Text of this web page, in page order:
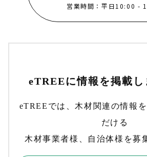
営業時間：平日10:00 -
eTREEに情報を掲載し
eTREEでは、木材関連の情報
だける
木材事業者様、自治体様を募